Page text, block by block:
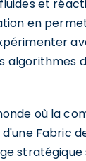
et
en
algorithmes
où la
Fabric
stratégique